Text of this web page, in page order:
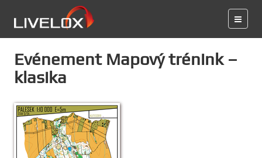
Evénement Mapový trénink –
klasika